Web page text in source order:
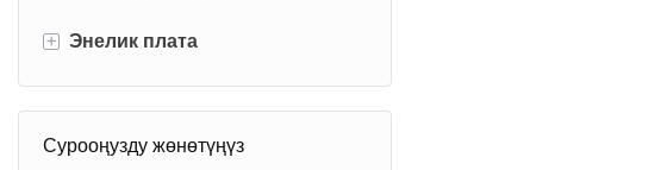
Акылдуу мобилдик телевизор
Компьютердеги POS
Пицца сатуучу автомат
Вейп/электрондук тамеки
+ Энелик плата
Android энелик платасы
X86 өнөр жайлык энелик
Сурооңузду жөнөтүңүз